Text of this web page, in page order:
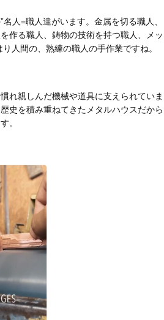
人=職人達がいます。金属を切る職人、
作る職人、鋳物の技術を持つ職人、メッ
人間の、熟練の職人の手作業ですね。
れ親しんだ機械や道具に支えられていま
史を積み重ねてきたメタルハウスだから
。